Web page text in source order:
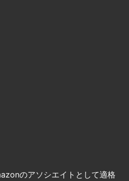
のアソシエイトとして適格